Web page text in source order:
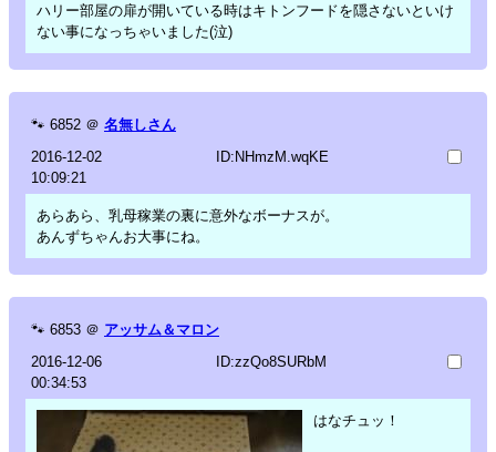
ハリー部屋の扉が開いている時はキトンフードを隠さないといけ
ない事になっちゃいました(泣)
🐾 6852 ＠ 名無しさん
2016-12-02
10:09:21
ID:NHmzM.wqKE
あらあら、乳母稼業の裏に意外なボーナスが。
あんずちゃんお大事にね。
🐾 6853 ＠ アッサム＆マロン
2016-12-06
00:34:53
ID:zzQo8SURbM
はなチュッ！